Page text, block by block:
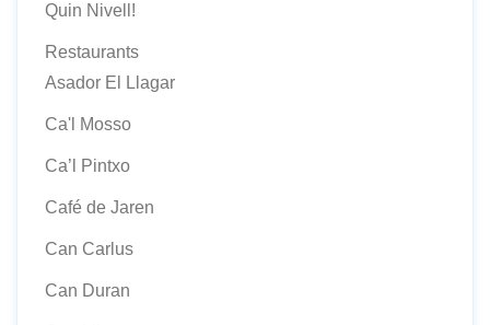
Quin Nivell!
Restaurants
Asador El Llagar
Ca'l Mosso
Ca’l Pintxo
Café de Jaren
Can Carlus
Can Duran